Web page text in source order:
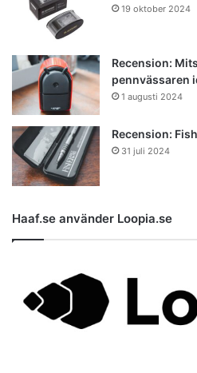
19 oktober 2024
Recension:
pennvässaren
1 augusti 2024
Recension:
31 juli 2024
Haaf.se använder Loopia.se